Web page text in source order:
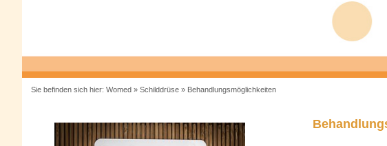
Sie befinden sich hier: Womed» Schilddrüse» Behandlungsmöglichkeiten